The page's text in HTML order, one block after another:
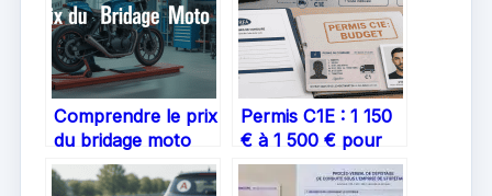
Comprendre le prix
du bridage moto
A2 : comment
anticiper votre
Permis C1E : 1 150
€ à 1 500 € pour
maîtriser les
ensembles de 12